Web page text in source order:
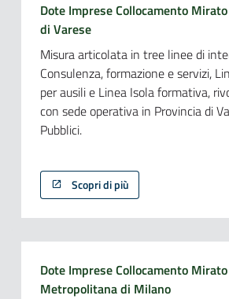
Dote Imprese Collocamento
di Varese
Misura articolata in tree linee di
Consulenza, formazione e servizi,
per ausili e Linea Isola formativa,
con sede operativa in Provincia di
Pubblici.
Scopri di più
Dote Imprese Collocamento
Metropolitana di Milano